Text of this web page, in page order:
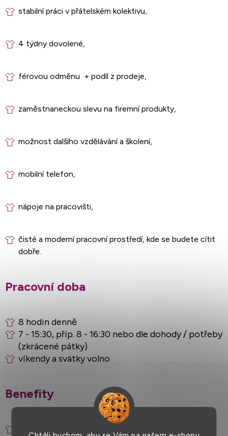
stabilní práci v přátelském kolektivu,
4 týdny dovolené,
férovou odměnu + podíl z prodeje,
zaměstnaneckou slevu na firemní produkty,
možnost dalšího vzdělávání a školení,
mobilní telefon,
nápoje na pracovišti,
čisté a moderní pracovní prostředí, kde se budete cítit
dobře.
Pracovní doba
8 hodin denně
7 - 15:30, příp. 8 - 16:30 nebo dle dohody / potřeby
(zkrácené pátky)
víkendy a svátky volno
Benefity